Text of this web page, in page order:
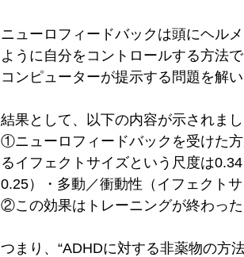
ニューロフィードバックは頭にヘル
ように自分をコントロールする方法
コンピューターが提示する問題を解
結果として、以下の内容が示されまし
①ニューロフィードバックを受けた
るイフェクトサイズという尺度は
0.25）・多動／衝動性（イフェクト
②この効果はトレーニングが終わっ
つまり、“ADHDに対する非薬物の方